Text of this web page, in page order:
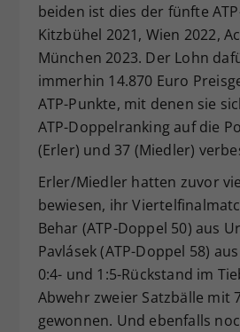
beiden ist dies der fünfte
Kitzbühel 2021, Wien 2022,
München 2023. Der Lohn
immerhin 14.870 Euro
ATP-Punkte, mit denen sie
ATP-Doppelranking auf die
(Erler) und 37 (Miedler)
Erler/Miedler hatten zuvor
bewiesen, ihr
Behar (ATP-Doppel 50) aus
Pavlásek (ATP-Doppel 58)
0:4- und 1:5-Rückstand im
Abwehr zweier Satzbälle mit
gewonnen. Und ebenfalls